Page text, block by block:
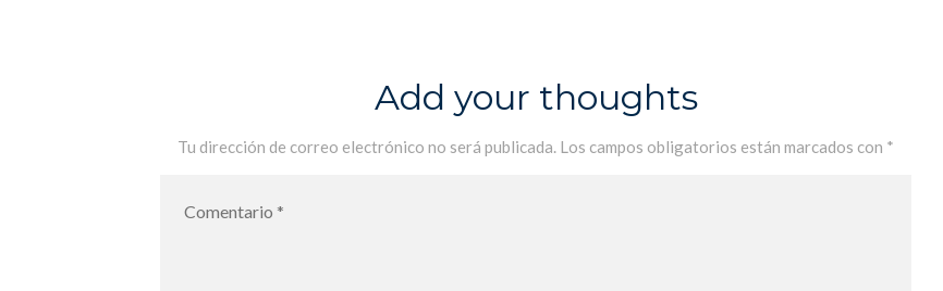
Add your thoughts
Tu dirección de correo electrónico no será publicada. Los campos obligatorios están marcados con *